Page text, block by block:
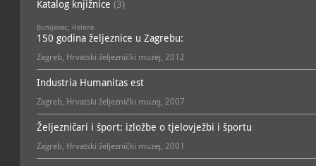
Katalog knjižnice (3)
Bunijevac, Helena
150 godina željeznice u Zagrebu:
Zagreb, Hrvatski željeznički muzej, 2012
Industria Humanitas est
Zagreb, Hrvatski željeznički muzej, 2007
Željezničari i šport: izložbe o tjelovježbi i športu
Zagreb, Hrvatski željeznički muzej, 2001